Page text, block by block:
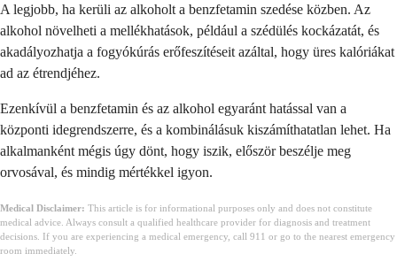
A legjobb, ha kerüli az alkoholt a benzfetamin szedése közben. Az
alkohol növelheti a mellékhatások, például a szédülés kockázatát, és
akadályozhatja a fogyókúrás erőfeszítéseit azáltal, hogy üres kalóriákat
ad az étrendjéhez.
Ezenkívül a benzfetamin és az alkohol egyaránt hatással van a
központi idegrendszerre, és a kombinálásuk kiszámíthatatlan lehet. Ha
alkalmanként mégis úgy dönt, hogy iszik, először beszélje meg
orvosával, és mindig mértékkel igyon.
Medical Disclaimer: This article is for informational purposes only and does not constitute
medical advice. Always consult a qualified healthcare provider for diagnosis and treatment
decisions. If you are experiencing a medical emergency, call 911 or go to the nearest emergency
room immediately.